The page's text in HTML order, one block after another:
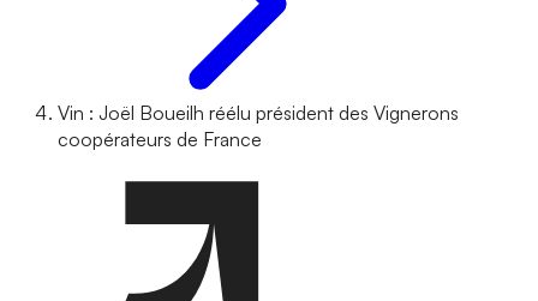
Vin : Joël Boueilh réélu président des Vignerons
coopérateurs de France